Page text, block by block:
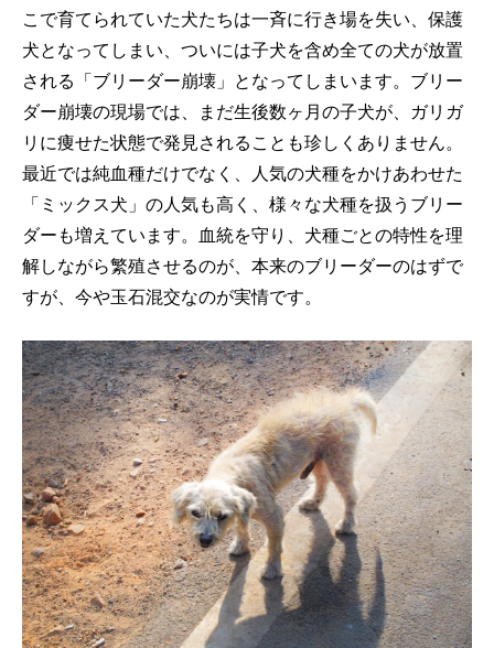
こで育てられていた犬たちは一斉に行き場を失い、保護
犬となってしまい、ついには子犬を含め全ての犬が放置
される「ブリーダー崩壊」となってしまいます。ブリー
ダー崩壊の現場では、まだ生後数ヶ月の子犬が、ガリガ
リに痩せた状態で発見されることも珍しくありません。
最近では純血種だけでなく、人気の犬種をかけあわせた
「ミックス犬」の人気も高く、様々な犬種を扱うブリー
ダーも増えています。血統を守り、犬種ごとの特性を理
解しながら繁殖させるのが、本来のブリーダーのはずで
すが、今や玉石混交なのが実情です。